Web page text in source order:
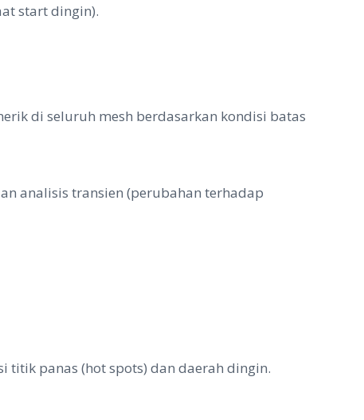
start dingin).
di seluruh mesh berdasarkan kondisi batas
analisis transien (perubahan terhadap
panas (hot spots) dan daerah dingin.